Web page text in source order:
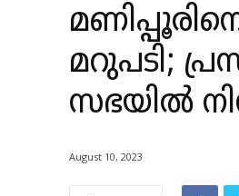
മറുപടി;
സഭയില്‍
August 10, 2023